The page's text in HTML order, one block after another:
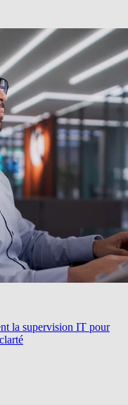
la supervision IT pour